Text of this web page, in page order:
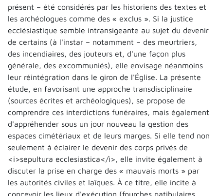
présent – été considérés par les historiens des textes et
les archéologues comme des « exclus ». Si la justice
ecclésiastique semble intransigeante au sujet du devenir
de certains (à l'instar – notamment – des meurtriers,
des incendiaires, des jouteurs et, d'une façon plus
générale, des excommuniés), elle envisage néanmoins
leur réintégration dans le giron de l'Église. La présente
étude, en favorisant une approche transdisciplinaire
(sources écrites et archéologiques), se propose de
comprendre ces interdictions funéraires, mais également
d'appréhender sous un jour nouveau la gestion des
espaces cimétériaux et de leurs marges. Si elle tend non
seulement à éclairer le devenir des corps privés de
<i>sepultura ecclesiastica</i>, elle invite également à
discuter la prise en charge des « mauvais morts » par
les autorités civiles et laïques. À ce titre, elle incite à
concevoir les lieux d'exécution (fourches patibulaires,